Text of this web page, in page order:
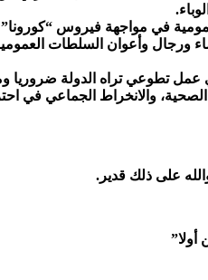
في مواجهة فيروس
وأعوان السلطات
تطوعي تراه الدولة ضروريا
والانخراط الجماعي في
على ذلك قدير.